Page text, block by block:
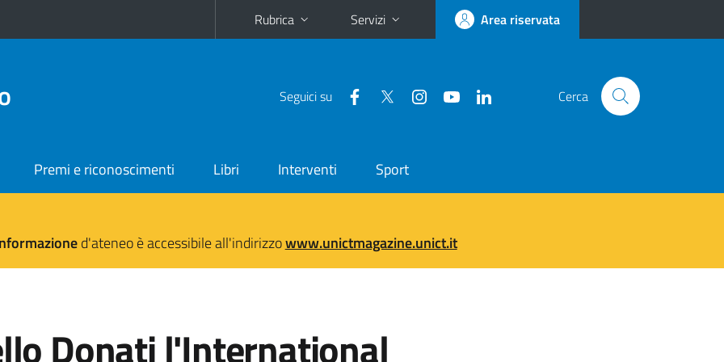
Rubrica Servizi Area riservata
Seguici su Cerca
Premi e riconoscimenti Libri Interventi Sport
d'ateneo è accessibile all'indirizzowww.unictmagazine.unict.it
Donati l'International